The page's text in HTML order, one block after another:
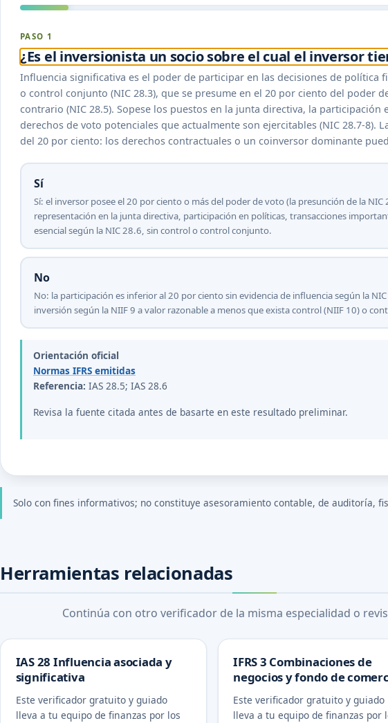
PASO 1
¿Es el inversionista un socio sobre el cual el inversor
Influencia significativa es el poder de participar en las decisiones de política
o control conjunto (NIC 28.3), que se presume en el 20 por ciento del poder
contrario (NIC 28.5). Sopese los puestos en la junta directiva, la
derechos de voto potenciales que actualmente son ejercitables (NIC 28.7-8).
del 20 por ciento: los derechos contractuales o un coinversor dominante
Sí
Sí: el inversor posee el 20 por ciento o más del poder de voto (la presunción de la
representación en la junta directiva, participación en políticas, transacciones
esencial según la NIC 28.6, sin control o control conjunto.
No
No: la participación es inferior al 20 por ciento sin evidencia de influencia según la
inversión según la NIIF 9 a valor razonable a menos que exista control (NIIF 10) o
Orientación oficial
Normas IFRS emitidas
Referencia: IAS 28.5; IAS 28.6
Revisa la fuente citada antes de basarte en este resultado preliminar.
Solo con fines informativos; no constituye asesoramiento contable, de auditoría,
Herramientas relacionadas
Continúa con otro verificador de la misma especialidad o
IAS 28 Influencia asociada y
significativa
Este verificador gratuito y guiado
lleva a tu equipo de finanzas por los
IFRS 3 Combinaciones de
negocios y fondo de
Este verificador gratuito y guiado
lleva a tu equipo de finanzas por